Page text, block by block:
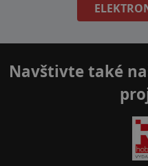
Navštivte také